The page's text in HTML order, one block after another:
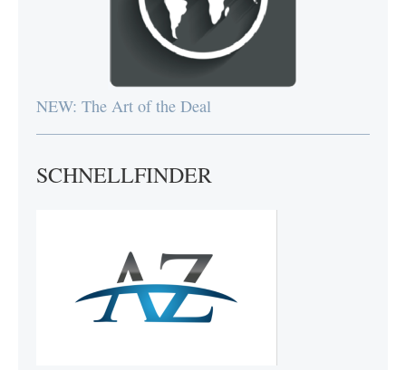
NEW: The Art of the Deal
SCHNELLFINDER